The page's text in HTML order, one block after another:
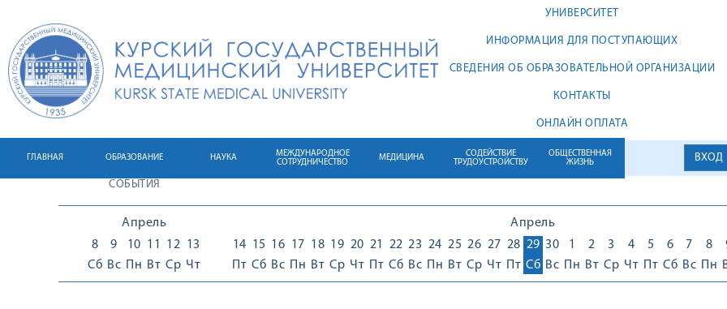
УНИВЕРСИТЕТ
ИНФОРМАЦИЯ ДЛЯ ПОСТУПАЮЩИХ
СВЕДЕНИЯ ОБ ОБРАЗОВАТЕЛЬНОЙ ОРГАНИЗАЦИИ
КОНТАКТЫ
ОНЛАЙН ОПЛАТА
ВХОД
ГЛАВНАЯ ОБРАЗОВАНИЕ НАУКА
МЕЖДУНАРОДНОЕ
СОТРУДНИЧЕСТВО
МЕДИЦИНА
СОДЕЙСТВИЕ
ТРУДОУСТРОЙСТВУ
ОБЩЕСТВЕННАЯ
ЖИЗНЬ
СОБЫТИЯ
Апрель
8
Сб
9
Вс
10
Пн
11
Вт
12
Ср
13
Чт
Апрель
14
Пт
15
Сб
16
Вс
17
Пн
18
Вт
19
Ср
20
Чт
21
Пт
22
Сб
23
Вс
24
Пн
25
Вт
26
Ср
27
Чт
28
Пт
29
Сб
30
Вс
1
Пн
2
Вт
3
Ср
4
Чт
5
Пт
6
Сб
7
Вс
8
Пн